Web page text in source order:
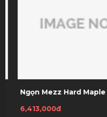
Ngọn Mezz Hard Maple
6,413,000đ